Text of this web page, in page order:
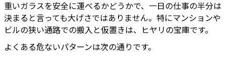
重いガラスを安全に運べるかどうかで、一日の仕事の半分は
決まると言っても大げさではありません。特にマンションや
ビルの狭い通路での搬入と仮置きは、ヒヤリの宝庫です。
よくある危ないパターンは次の通りです。